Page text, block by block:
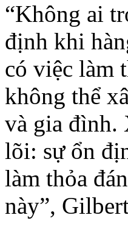
“Không ai
định khi
có việc làm
không thể
và gia đình.
lõi: sự ổn
làm thỏa
này”,